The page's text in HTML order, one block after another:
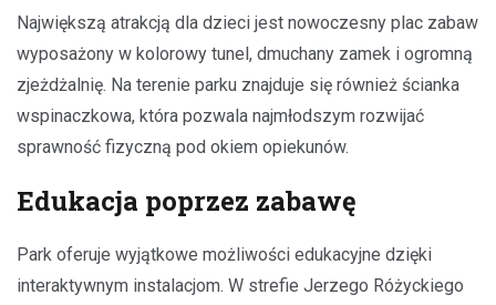
Największą atrakcją dla dzieci jest nowoczesny plac zabaw
wyposażony w kolorowy tunel, dmuchany zamek i ogromną
zjeżdżalnię. Na terenie parku znajduje się również ścianka
wspinaczkowa, która pozwala najmłodszym rozwijać
sprawność fizyczną pod okiem opiekunów.
Edukacja poprzez zabawę
Park oferuje wyjątkowe możliwości edukacyjne dzięki
interaktywnym instalacjom. W strefie Jerzego Różyckiego